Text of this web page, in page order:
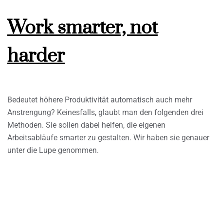
Work smarter, not
harder
Bedeutet höhere Produktivität automatisch auch mehr
Anstrengung? Keinesfalls, glaubt man den folgenden drei
Methoden. Sie sollen dabei helfen, die eigenen
Arbeitsabläufe smarter zu gestalten. Wir haben sie genauer
unter die Lupe genommen.